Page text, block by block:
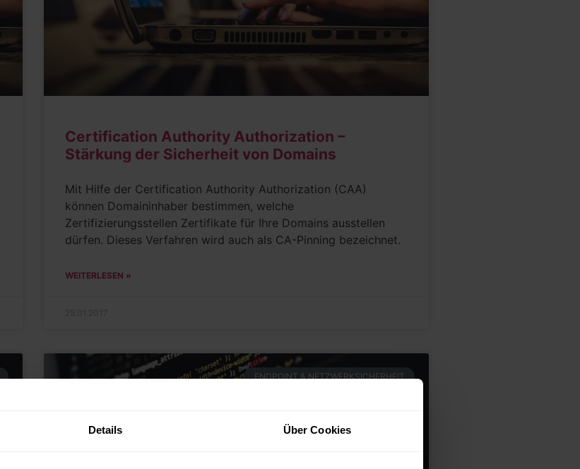
Details Über Cookies
Certification Authority Authorization –
Stärkung der Sicherheit von Domains
Mit Hilfe der Certification Authority Authorization (CAA)
können Domaininhaber bestimmen, welche
Zertifizierungsstellen Zertifikate für Ihre Domains ausstellen
dürfen. Dieses Verfahren wird auch als CA-Pinning bezeichnet.
WEITERLESEN »
ENDPOINT & NETZWERKSICHERHEIT